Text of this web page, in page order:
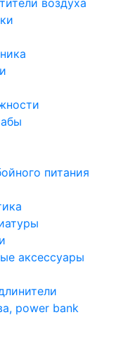
воздуха
питания
аксессуары
power bank